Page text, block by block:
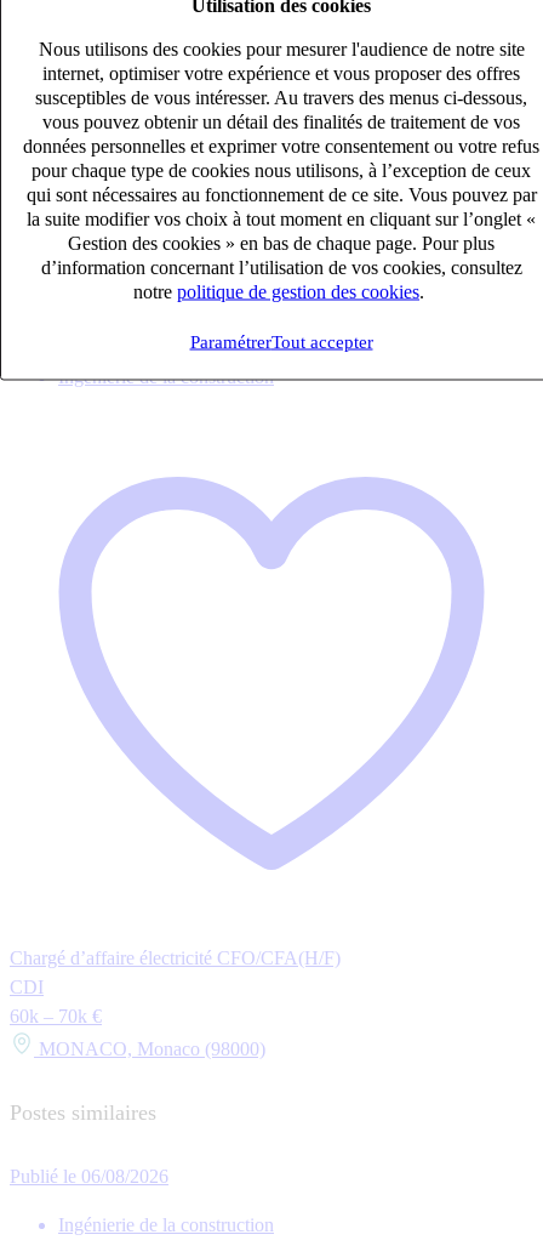
Utilisation des cookies
Nous utilisons des cookies pour mesurer l'audience de notre site
internet, optimiser votre expérience et vous proposer des offres
susceptibles de vous intéresser. Au travers des menus ci-dessous,
vous pouvez obtenir un détail des finalités de traitement de vos
données personnelles et exprimer votre consentement ou votre refus
pour chaque type de cookies nous utilisons, à l’exception de ceux
qui sont nécessaires au fonctionnement de ce site. Vous pouvez par
la suite modifier vos choix à tout moment en cliquant sur l’onglet «
Gestion des cookies » en bas de chaque page. Pour plus
d’information concernant l’utilisation de vos cookies, consultez
notre politique de gestion des cookies
ParamétrerTout accepter
Conducteur de travaux électricité (H/F)
40k – 50k €
MONACO, Monaco (06240)
Ingénierie de la construction
Chargé d’affaire électricité CFO/CFA(H/F)
CDI
60k – 70k €
MONACO, Monaco (98000)
Postes similaires
Publié le 06/08/2026
Ingénierie de la construction